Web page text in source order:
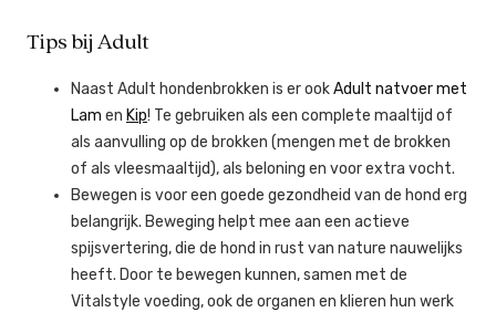
Tips bij Adult
Naast Adult hondenbrokken is er ookAdult natvoer met
Lam en Kip! Te gebruiken als een complete maaltijd of
als aanvulling op de brokken (mengen met de brokken
of als vleesmaaltijd), als beloning en voor extra vocht.
Bewegen is voor een goede gezondheid van de hond erg
belangrijk. Beweging helpt mee aan een actieve
spijsvertering, die de hond in rust van nature nauwelijks
heeft. Door te bewegen kunnen, samen met de
Vitalstyle voeding, ook de organen en klieren hun werk